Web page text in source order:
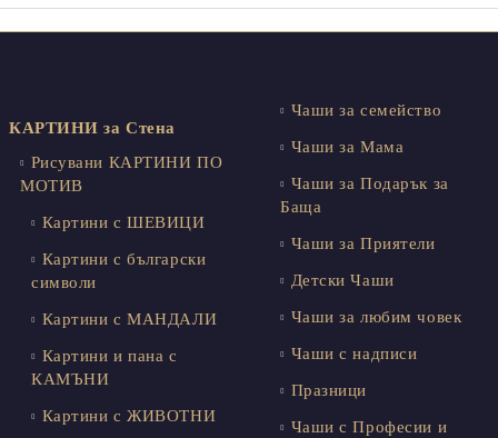
КАРТИНИ за Стена
Рисувани КАРТИНИ ПО
МОТИВ
Картини с ШЕВИЦИ
Картини с български
символи
Картини с МАНДАЛИ
Картини и пана с
КАМЪНИ
Картини с ЖИВОТНИ
Чаши за семейство
Чаши за Мама
Чаши за Подарък за
Баща
Чаши за Приятели
Детски Чаши
Чаши за любим човек
Чаши с надписи
Празници
Чаши с Професии и